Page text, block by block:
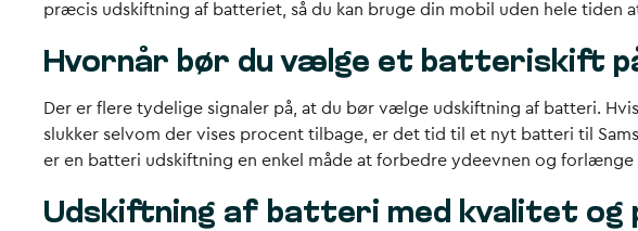
præcis udskiftning af batteriet, så du kan bruge din mobil uden hele tiden
Hvornår bør du vælge et batteriskift på
Der er flere tydelige signaler på, at du bør vælge udskiftning af batteri.
slukker selvom der vises procent tilbage, er det tid til et nyt batteri til
er en batteri udskiftning en enkel måde at forbedre ydeevnen og
Udskiftning af batteri med kvalitet og